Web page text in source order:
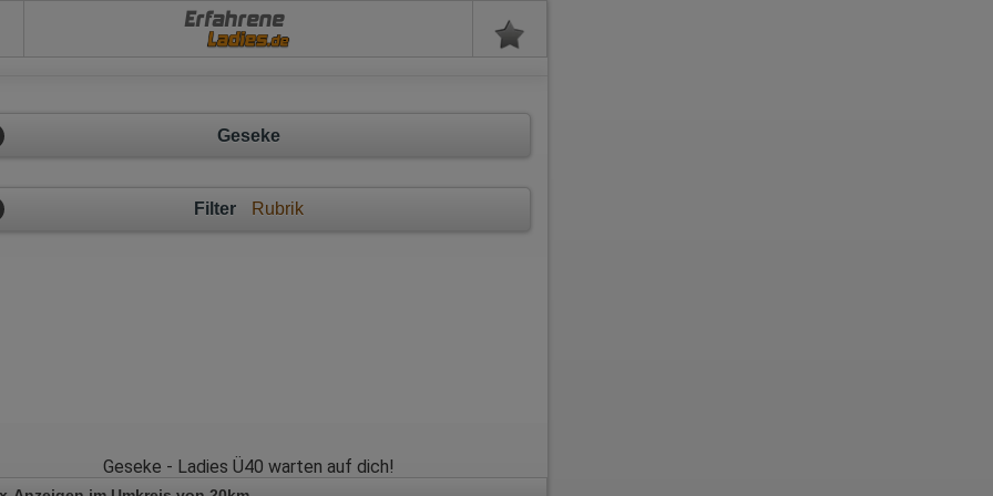
Erfahrene
Geseke
Filter Rubrik
Geseke - Ladies Ü40 warten auf dich!